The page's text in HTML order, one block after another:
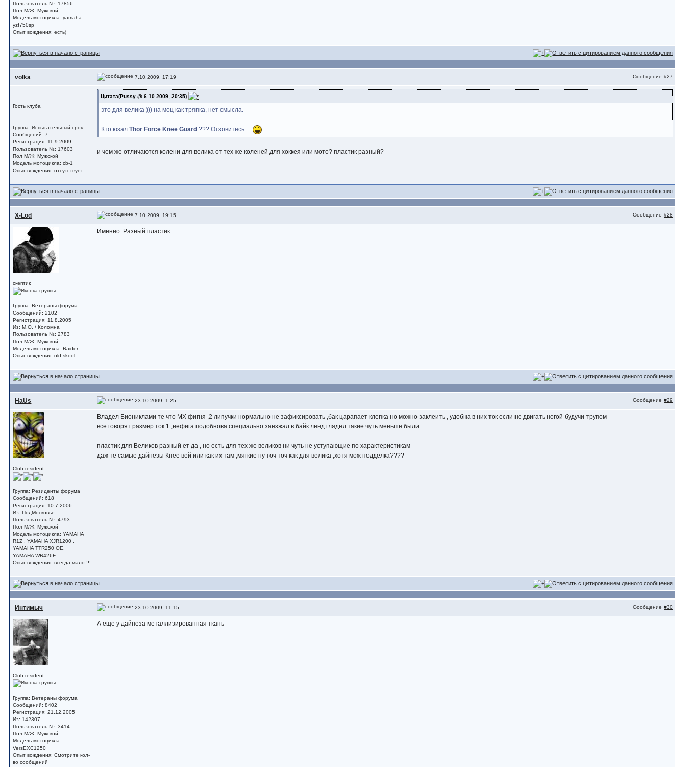
Пользователь №: 17856
Пол М/Ж: Мужской
Модель мотоцикла: yamaha
yzf750sp
Опыт вождения: есть)
volka 7.10.2009, 17:19 Сообщение#27
Гость клуба
Группа: Испытательный срок
Сообщений: 7
Регистрация: 11.9.2009
Пользователь №: 17603
Пол М/Ж: Мужской
Модель мотоцикла: cb-1
Опыт вождения: отсутствует
Цитата(Pussy @ 6.10.2009, 20:35)
это для велика ))) на моц как тряпка, нет смысла.
Кто юзалThor Force Knee Guard ??? Отзовитесь ...
и чем же отличаются колени для велика от тех же коленей для хоккея или мото? пластик разный?
X-Lod 7.10.2009, 19:15 Сообщение#28
скептик
Группа: Ветераны форума
Сообщений: 2102
Регистрация: 11.8.2005
Из: М.О. / Коломна
Пользователь №: 2783
Пол М/Ж: Мужской
Модель мотоцикла: Raider
Опыт вождения: old skool
Именно. Разный пластик.
HaUs 23.10.2009, 1:25 Сообщение#29
Club resident
Группа: Резиденты форума
Сообщений: 618
Регистрация: 10.7.2006
Из: ПодМосковье
Пользователь №: 4793
Пол М/Ж: Мужской
Модель мотоцикла: YAMAHA
R1Z , YAMAHA XJR1200 ,
YAMAHA TTR250 OE,
YAMAHA WR426F
Опыт вождения: всегда мало !!!
Владел Биониклами те что МХ фигня ,2 липучки нормально не зафиксировать ,бак царапает клепка но можно заклеить , удобна в них ток если не двигать ногой будучи трупом
все говорят размер ток 1 ,нефига подобнова специально заезжал в байк ленд глядел такие чуть меньше были
пластик для Великов разный ет да , но есть для тех же великов ни чуть не уступающие по характеристикам
даж те самые дайнезы Кнее вей или как их там ,мягкие ну точ точ как для велика ,хотя мож подделка????
Интимыч 23.10.2009, 11:15 Сообщение#30
Club resident
Группа: Ветераны форума
Сообщений: 8402
Регистрация: 21.12.2005
Из: 142307
Пользователь №: 3414
Пол М/Ж: Мужской
Модель мотоцикла:
VersEXC1250
Опыт вождения: Смотрите кол-
во сообщений
А еще у дайнеза металлизированная ткань